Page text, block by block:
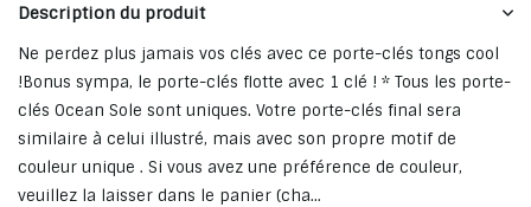
Description du produit
Ne perdez plus jamais vos clés avec ce porte-clés tongs cool
!Bonus sympa, le porte-clés flotte avec 1 clé ! * Tous les porte-
clés Ocean Sole sont uniques. Votre porte-clés final sera
similaire à celui illustré, mais avec son propre motif de
couleur unique . Si vous avez une préférence de couleur,
veuillez la laisser dans le panier (cha...